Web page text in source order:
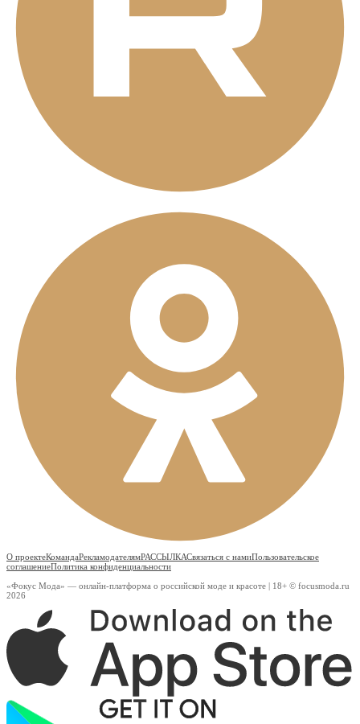
О проектеКомандаРекламодателямРАССЫЛКАСвязаться с намиПользовательское
соглашениеПолитика конфиденциальности
«Фокус Мода» — онлайн-платформа о российской моде и красоте | 18+ © focusmoda.ru
2026